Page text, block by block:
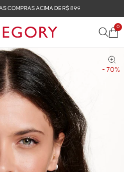
COMPRAS ACIMA DE R$ 899
0
- 70%